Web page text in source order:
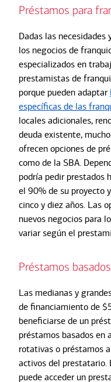
Préstamos para
Dadas las
los negocios de
especializados en
prestamistas de
porque pueden adaptar
específicas de las
locales adicionales,
deuda existente,
ofrecen opciones de
como de la SBA.
podría pedir prestados
el 90% de su proyecto
cinco y diez años. Las
nuevos negocios para
variar según el
Préstamos
Las medianas y
de financiamiento de
beneficiarse de un
préstamos basados en
rotativas o préstamos
activos del prestatario.
puede acceder un